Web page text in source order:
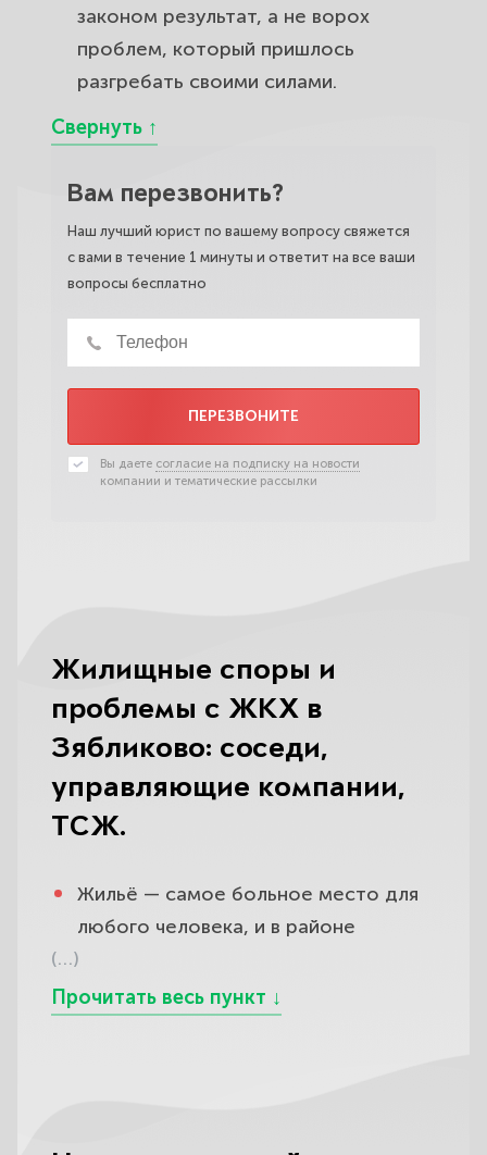
законом результат, а не ворох
проблем, который пришлось
разгребать своими силами.
Вам перезвонить?
Наш лучший юрист по вашему вопросу свяжется
с вами в течение 1 минуты и ответит на все ваши
вопросы бесплатно
ПЕРЕЗВОНИТЕ
Вы даете согласие на подписку на новости
компании и тематические рассылки
Жилищные споры и
проблемы с ЖКХ в
Зябликово: соседи,
управляющие компании,
ТСЖ.
Жильё — самое больное место для
любого человека, и в районе
Зябликово, где много
многоквартирных домов вдоль
(…)